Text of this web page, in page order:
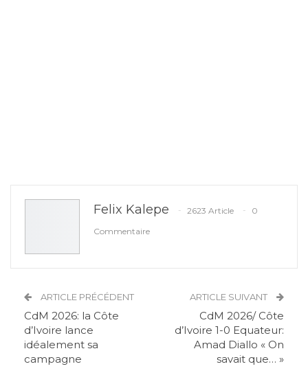
Felix Kalepe 2623 Article
0
Commentaire
ARTICLE PRÉCÉDENT
CdM 2026: la Côte
d’Ivoire lance
idéalement sa
campagne
ARTICLE SUIVANT
CdM 2026/ Côte
d’Ivoire 1-0 Equateur:
Amad Diallo « On
savait que… »